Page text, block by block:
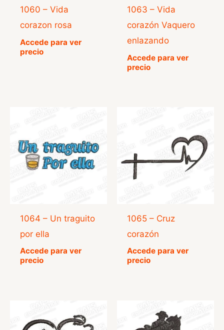
1060 – Vida
corazon rosa
Accede para ver
precio
1063 – Vida
corazón Vaquero
enlazando
Accede para ver
precio
1064 – Un traguito
por ella
Accede para ver
precio
1065 – Cruz
corazón
Accede para ver
precio